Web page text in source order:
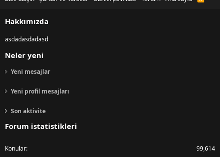
Hakkımızda
asdadasdadasd
Neler yeni
Yeni mesajlar
Yeni profil mesajları
Son aktivite
Forum istatistikleri
Konular 99,614